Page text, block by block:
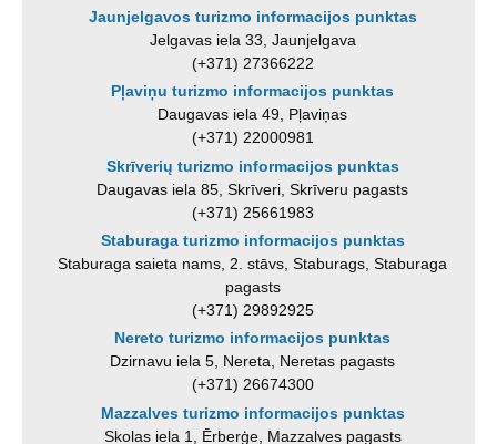
Jaunjelgavos turizmo informacijos punktas
Jelgavas iela 33, Jaunjelgava
(+371) 27366222
Pļaviņu turizmo informacijos punktas
Daugavas iela 49, Pļaviņas
(+371) 22000981
Skrīverių turizmo informacijos punktas
Daugavas iela 85, Skrīveri, Skrīveru pagasts
(+371) 25661983
Staburaga turizmo informacijos punktas
Staburaga saieta nams, 2. stāvs, Staburags, Staburaga
pagasts
(+371) 29892925
Nereto turizmo informacijos punktas
Dzirnavu iela 5, Nereta, Neretas pagasts
(+371) 26674300
Mazzalves turizmo informacijos punktas
Skolas iela 1, Ērberģe, Mazzalves pagasts